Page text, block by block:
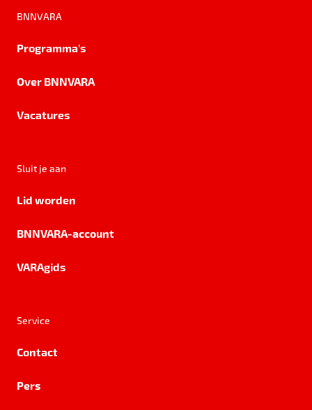
BNNVARA
Programma's
Over BNNVARA
Vacatures
Sluit je aan
Lid worden
BNNVARA-account
VARAgids
Service
Contact
Pers